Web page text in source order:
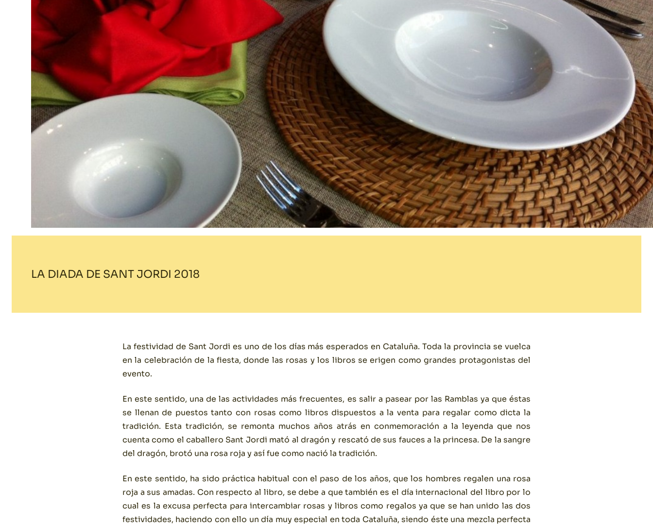
Decoració
Material de
cuina
LA DIADA DE SANT JORDI 2018
La festividad de Sant Jordi es uno de los días más esperados en Cataluña. Toda la provincia se vuelca
en la celebración de la fiesta, donde las rosas y los libros se erigen como grandes protagonistas del
evento.
En este sentido, una de las actividades más frecuentes, es salir a pasear por las Ramblas ya que éstas
se llenan de puestos tanto con rosas como libros dispuestos a la venta para regalar como dicta la
tradición. Esta tradición, se remonta muchos años atrás en conmemoración a la leyenda que nos
cuenta como el caballero Sant Jordi mató al dragón y rescató de sus fauces a la princesa. De la sangre
del dragón, brotó una rosa roja y así fue como nació la tradición.
En este sentido, ha sido práctica habitual con el paso de los años, que los hombres regalen una rosa
roja a sus amadas. Con respecto al libro, se debe a que también es el día internacional del libro por lo
cual es la excusa perfecta para intercambiar rosas y libros como regalos ya que se han unido las dos
festividades, haciendo con ello un día muy especial en toda Cataluña, siendo éste una mezcla perfecta